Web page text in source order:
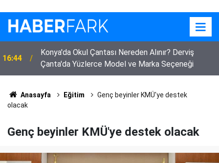
16:44
Konya'da Okul Çantası Nereden Alınır? Derviş
Çanta'da Yüzlerce Model ve Marka Seçeneği
Anasayfa Eğitim
Genç beyinler KMÜ'ye destek
olacak
Genç beyinler KMÜ'ye destek olacak